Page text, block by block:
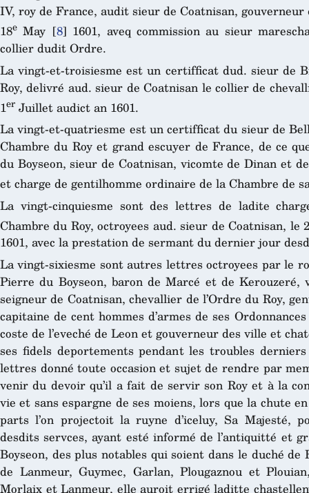
IV, roy de France, audit sieur de Coatnisan,
18e May [8] 1601, aveq commission au sieur
collier dudit Ordre.
La vingt-et-troisiesme est un certifficat dud. sieur de
Roy, delivré aud. sieur de Coatnisan le collier de
1er Juillet audict an 1601.
La vingt-et-quatriesme est un certifficat du sieur de
Chambre du Roy et grand escuyer de France, de ce
du Boyseon, sieur de Coatnisan, vicomte de Dinan et
et charge de gentilhomme ordinaire de la Chambre de
La vingt-cinquiesme sont des lettres de ladite
Chambre du Roy, octroyees aud. sieur de Coatnisan, le
1601, avec la prestation de sermant du dernier jour
La vingt-sixiesme sont autres lettres octroyees par le
Pierre du Boyseon, baron de Marcé et de
seigneur de Coatnisan, chevallier de l’Ordre du Roy,
capitaine de cent hommes d’armes de ses
coste de l’eveché de Leon et gouverneur des ville et
ses fidels deportements pendant les troubles
lettres donné toute occasion et sujet de rendre par
venir du devoir qu’il a fait de servir son Roy et à la
vie et sans espargne de ses moiens, lors que la chute
parts l’on projectoit la ruyne d’iceluy, Sa Majesté,
desdits servces, ayant esté informé de l’antiquitté et
Boyseon, des plus notables qui soient dans le duché de
de Lanmeur, Guymec, Garlan, Plougaznou et
Morlaix et Lanmeur, elle auroit errigé laditte